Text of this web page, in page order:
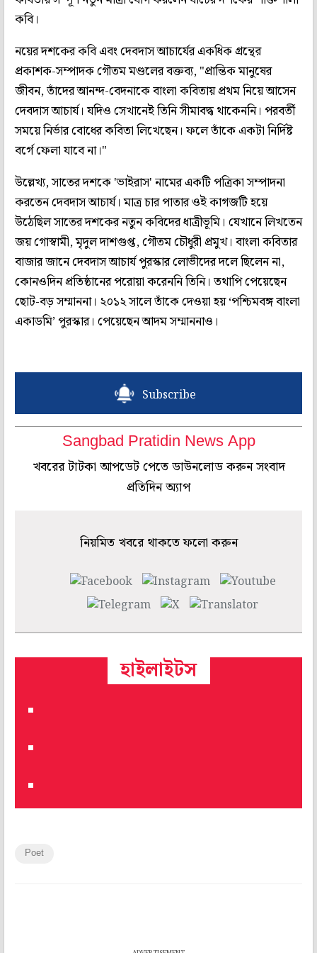
কবি।
নয়ের দশকের কবি এবং দেবদাস আচার্যের একধিক গ্রন্থের
প্রকাশক-সম্পাদক গৌতম মণ্ডলের বক্তব্য, "প্রান্তিক মানুষের
জীবন, তাঁদের আনন্দ-বেদনাকে বাংলা কবিতায় প্রথম নিয়ে আসেন
দেবদাস আচার্য। যদিও সেখানেই তিনি সীমাবদ্ধ থাকেননি। পরবর্তী
সময়ে নির্ভার বোধের কবিতা লিখেছেন। ফলে তাঁকে একটা নির্দিষ্ট
বর্গে ফেলা যাবে না।"
উল্লেখ্য, সাতের দশকে 'ভাইরাস' নামের একটি পত্রিকা সম্পাদনা
করতেন দেবদাস আচার্য। মাত্র চার পাতার ওই কাগজটি হয়ে
উঠেছিল সাতের দশকের নতুন কবিদের ধাত্রীভূমি। যেখানে লিখতেন
জয় গোস্বামী, মৃদুল দাশগুপ্ত, গৌতম চৌধুরী প্রমুখ। বাংলা কবিতার
বাজার জানে দেবদাস আচার্য পুরস্কার লোভীদের দলে ছিলেন না,
কোনওদিন প্রতিষ্ঠানের পরোয়া করেননি তিনি। তথাপি পেয়েছেন
ছোট-বড় সম্মাননা। ২০১২ সালে তাঁকে দেওয়া হয় ‘পশ্চিমবঙ্গ বাংলা
একাডমি’ পুরস্কার। পেয়েছেন আদম সম্মাননাও।
Subscribe
Sangbad Pratidin News App
খবরের টাটকা আপডেট পেতে ডাউনলোড করুন সংবাদ
প্রতিদিন অ্যাপ
নিয়মিত খবরে থাকতে ফলো করুন
হাইলাইটস
Poet